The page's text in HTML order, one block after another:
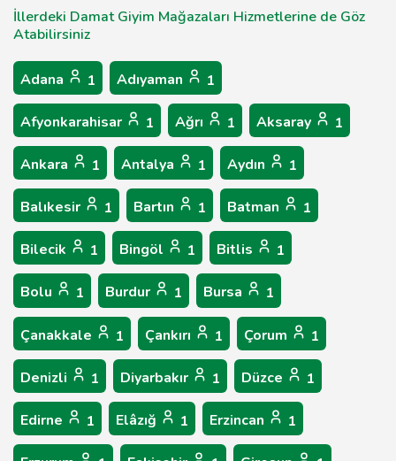
İllerdeki Damat Giyim Mağazaları Hizmetlerine de Göz
Atabilirsiniz
Adana 1 Adıyaman 1
Afyonkarahisar 1 Ağrı 1 Aksaray 1
Ankara 1 Antalya 1 Aydın 1
Balıkesir 1 Bartın 1 Batman 1
Bilecik 1 Bingöl 1 Bitlis 1
Bolu 1 Burdur 1 Bursa 1
Çanakkale 1 Çankırı 1 Çorum 1
Denizli 1 Diyarbakır 1 Düzce 1
Edirne 1 Elâzığ 1 Erzincan 1